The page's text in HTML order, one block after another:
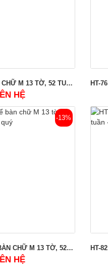
HT-72: LỊCH BÀN CHỮ M 13 TỜ, 52 TUẦN - VIỆT NAM THƠ MỘNG
HỆ
-13%
HT-80: LỊCH ĐỂ BÀN CHỮ M 13 TỜ, 52 TUẦN - BONSAI TỨ QUÝ
HỆ